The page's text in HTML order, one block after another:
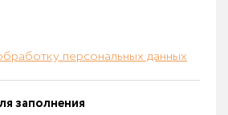
персональных данных
заполнения